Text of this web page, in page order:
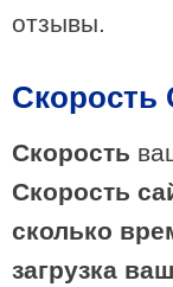
отзывы.
Скорость
Скорость
Скорость
сколько
загрузка